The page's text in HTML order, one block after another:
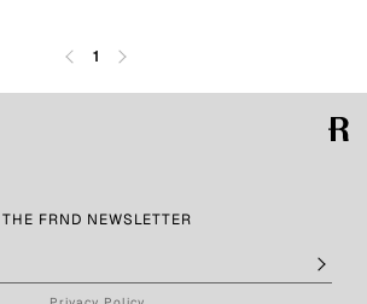
1
THE FRND NEWSLETTER